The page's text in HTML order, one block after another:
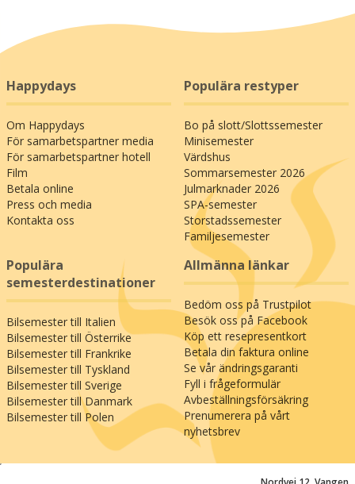
Happydays
Om Happydays
För samarbetspartner media
För samarbetspartner hotell
Film
Betala online
Press och media
Kontakta oss
Populära restyper
Bo på slott/Slottssemester
Minisemester
Värdshus
Sommarsemester 2026
Julmarknader 2026
SPA-semester
Storstadssemester
Familjesemester
Populära
semesterdestinationer
Bilsemester till Italien
Bilsemester till Österrike
Bilsemester till Frankrike
Bilsemester till Tyskland
Bilsemester till Sverige
Bilsemester till Danmark
Bilsemester till Polen
Allmänna länkar
Bedöm oss på Trustpilot
Besök oss på Facebook
Köp ett resepresentkort
Betala din faktura online
Se vår ändringsgaranti
Fyll i frågeformulär
Avbeställningsförsäkring
Prenumerera på vårt
nyhetsbrev